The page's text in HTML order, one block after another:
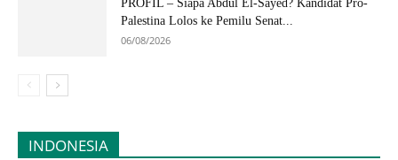
PROFIL – Siapa Abdul El-Sayed? Kandidat Pro-
Palestina Lolos ke Pemilu Senat...
06/08/2026
INDONESIA